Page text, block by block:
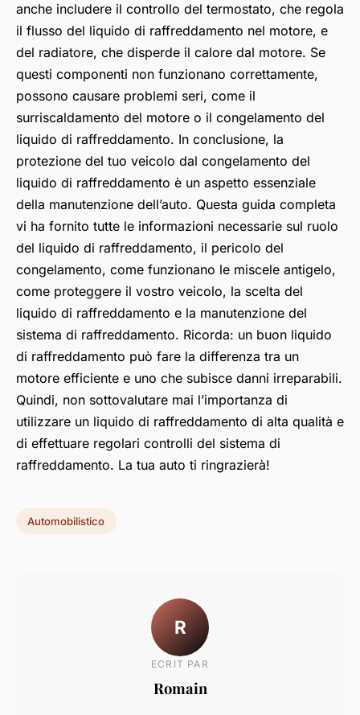
anche includere il controllo del termostato, che regola
il flusso del liquido di raffreddamento nel motore, e
del radiatore, che disperde il calore dal motore. Se
questi componenti non funzionano correttamente,
possono causare problemi seri, come il
surriscaldamento del motore o il congelamento del
liquido di raffreddamento. In conclusione, la
protezione del tuo veicolo dal congelamento del
liquido di raffreddamento è un aspetto essenziale
della manutenzione dell’auto. Questa guida completa
vi ha fornito tutte le informazioni necessarie sul ruolo
del liquido di raffreddamento, il pericolo del
congelamento, come funzionano le miscele antigelo,
come proteggere il vostro veicolo, la scelta del
liquido di raffreddamento e la manutenzione del
sistema di raffreddamento. Ricorda: un buon liquido
di raffreddamento può fare la differenza tra un
motore efficiente e uno che subisce danni irreparabili.
Quindi, non sottovalutare mai l’importanza di
utilizzare un liquido di raffreddamento di alta qualità e
di effettuare regolari controlli del sistema di
raffreddamento. La tua auto ti ringrazierà!
Automobilistico
R
ECRIT PAR
Romain